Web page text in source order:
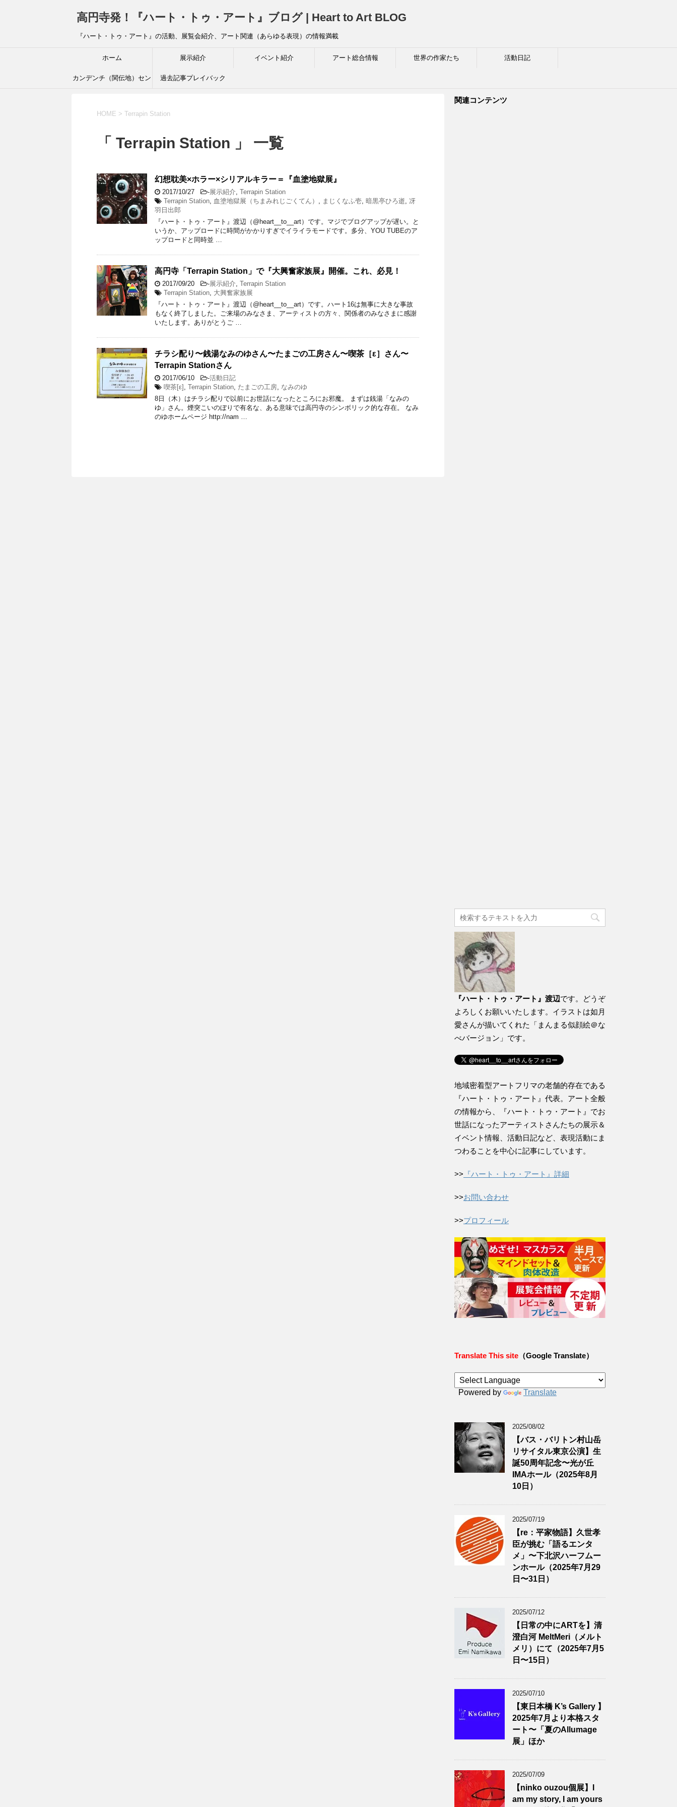
高円寺発！『ハート・トゥ・アート』ブログ | Heart to Art BLOG
『ハート・トゥ・アート』の活動、展覧会紹介、アート関連（あらゆる表現）の情報満載
ホーム 展示紹介 イベント紹介 アート総合情報 世界の作家たち 活動日記
カンデンチ（関伝地）セン 過去記事プレイバック
HOME > Terrapin Station
「 Terrapin Station 」 一覧
幻想耽美×ホラー×シリアルキラー＝『血塗地獄展』
2017/10/27 -展示紹介, Terrapin Station
Terrapin Station, 血塗地獄展（ちまみれじごくてん） , まじくなふ壱, 暗黒亭ひろ逝, 冴
羽日出郎
『ハート・トゥ・アート』渡辺（@heart__to__art）です。マジでブログアップが遅い。と
いうか、アップロードに時間がかかりすぎでイライラモードです。多分、YOU TUBEのア
ップロードと同時並 …
高円寺「Terrapin Station」で『大興奮家族展』開催。これ、必見！
2017/09/20 -展示紹介, Terrapin Station
Terrapin Station, 大興奮家族展
『ハート・トゥ・アート』渡辺（@heart__to__art）です。ハート16は無事に大きな事故
もなく終了しました。ご来場のみなさま、アーティストの方々、関係者のみなさまに感謝
いたします。ありがとうご …
チラシ配り〜銭湯なみのゆさん〜たまごの工房さん〜喫茶［ε］さん〜
Terrapin Stationさん
2017/06/10 -活動日記
喫茶[ε] , Terrapin Station, たまごの工房, なみのゆ
8日（木）はチラシ配りで以前にお世話になったところにお邪魔。 まずは銭湯「なみの
ゆ」さん。煙突こいのぼりで有名な、ある意味では高円寺のシンボリック的な存在。 なみ
のゆホームページ http://nam …
関連コンテンツ
『ハート・トゥ・アート』渡辺です。どうぞ
よろしくお願いいたします。イラストは如月
愛さんが描いてくれた「まんまる似顔絵＠な
べバージョン」です。
地域密着型アートフリマの老舗的存在である
『ハート・トゥ・アート』代表。アート全般
の情報から、『ハート・トゥ・アート』でお
世話になったアーティストさんたちの展示＆
イベント情報、活動日記など、表現活動にま
つわることを中心に記事にしています。
>> 『ハート・トゥ・アート』詳細
>>お問い合わせ
>>プロフィール
Translate This site （Google Translate）
Powered by Translate
2025/08/02
【バス・バリトン村山岳
リサイタル東京公演】生
誕50周年記念〜光が丘
IMAホール（2025年8月
10日）
2025/07/19
【re：平家物語】久世孝
臣が挑む「語るエンタ
メ」〜下北沢ハーフムー
ンホール（2025年7月29
日〜31日）
2025/07/12
【日常の中にARTを】清
澄白河 MeltMeri（メルト
メリ）にて（2025年7月5
日〜15日）
2025/07/10
【東日本橋 K’s Gallery 】
2025年7月より本格スタ
ート〜「夏のAllumage
展」ほか
2025/07/09
【ninko ouzou個展】I
am my story, I am yours